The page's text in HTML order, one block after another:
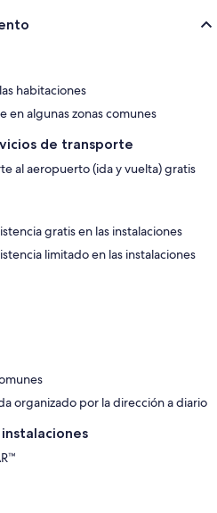
habitaciones
en algunas zonas comunes
de transporte
al aeropuerto (ida y vuelta) gratis
gratis en las instalaciones
limitado en las instalaciones
organizado por la dirección a diario